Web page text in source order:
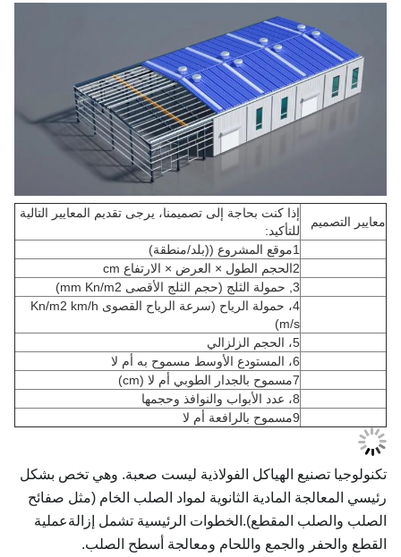
معايير التصميم
إذا كنت بحاجة إلى تصميمنا، يرجى تقديم المعايير التالية
للتأكيد:
1موقع المشروع ((بلد/منطقة)
2الحجم الطول × العرض × الارتفاع cm
3, حمولة الثلج (حجم الثلج الأقصى mm Kn/m2)
4، حمولة الرياح (سرعة الرياح القصوى Kn/m2 km/h
m/s)
5، الحجم الزلزالي
6، المستودع الأوسط مسموح به أم لا
7مسموح بالجدار الطوبي أم لا (cm)
8، عدد الأبواب والنوافذ وحجمها
9مسموح بالرافعة أم لا
تكنولوجيا تصنيع الهياكل الفولاذية ليست صعبة. وهي تخص بشكل
رئيسي المعالجة المادية الثانوية لمواد الصلب الخام (مثل صفائح
الصلب والصلب المقطع).الخطوات الرئيسية تشمل إزالةعملية
القطع والحفر والجمع واللحام ومعالجة أسطح الصلب.